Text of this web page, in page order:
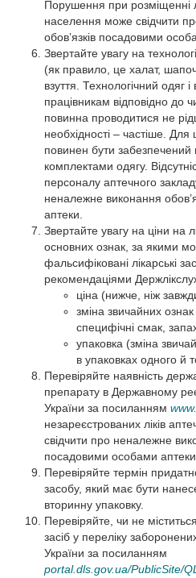
Порушення при розміщенні
населення може свідчити
обов’язків посадовими
Звертайте увагу на
(як правило, це халат,
взуття. Технологічний одяг
працівникам відповідно до
повинна проводитися не
необхідності – частіше. Для
повинен бути
комплектами одягу.
персоналу аптечного
неналежне виконання
аптеки.
Звертайте увагу на ціни на
основних ознак, за якими
фальсифіковані лікарські
рекомендаціями
ціна (нижче, ніж
зміна звичайних
специфічні смак,
упаковка (зміна
в упаковках одного й
Перевіряйте наявність
препарату в Державному
України за посиланням
незареєстрованих ліків
свідчити про неналежне
посадовими особами аптеки.
Перевіряйте термін
засобу, який має бути
вторинну упаковку.
Перевіряйте, чи не
засіб у переліку
України за посиланням
portal.dls.gov.ua/PublicSite/